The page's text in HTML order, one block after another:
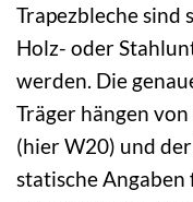
Trapezbleche sind
Holz- oder
werden. Die
Träger hängen
(hier W20) und
statische Angaben